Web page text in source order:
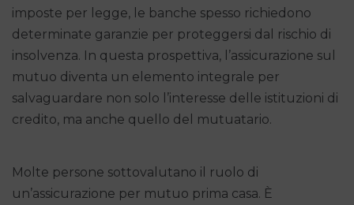
imposte per legge, le banche spesso richiedono
determinate garanzie per proteggersi dal rischio di
insolvenza. In questa prospettiva, l’assicurazione sul
mutuo diventa un elemento integrale per
salvaguardare non solo l’interesse delle istituzioni di
credito, ma anche quello del mutuatario.
Molte persone sottovalutano il ruolo di
un’assicurazione per mutuo prima casa. È